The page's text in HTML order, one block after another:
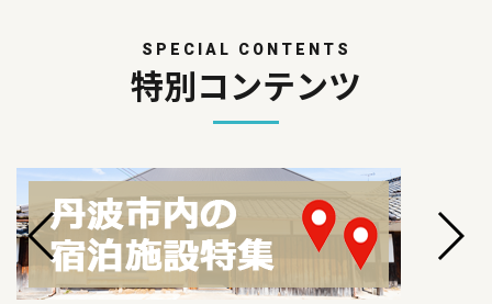
SPECIAL CONTENTS
特別コンテンツ